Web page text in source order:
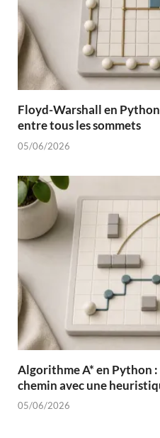
Floyd-Warshall en
entre tous les sommets
05/06/2026
Algorithme A* en Python
chemin avec une
05/06/2026